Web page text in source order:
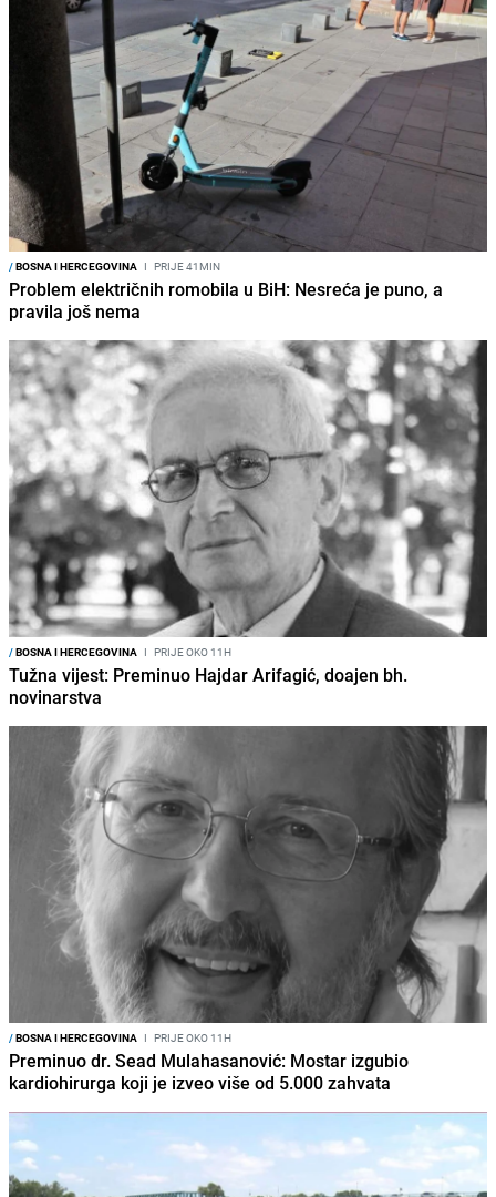
/BOSNA I HERCEGOVINA I PRIJE 41MIN
Problem električnih romobila u BiH: Nesreća je puno, a
pravila još nema
/BOSNA I HERCEGOVINA I PRIJE OKO 11H
Tužna vijest: Preminuo Hajdar Arifagić, doajen bh.
novinarstva
/BOSNA I HERCEGOVINA I PRIJE OKO 11H
Preminuo dr. Sead Mulahasanović: Mostar izgubio
kardiohirurga koji je izveo više od 5.000 zahvata